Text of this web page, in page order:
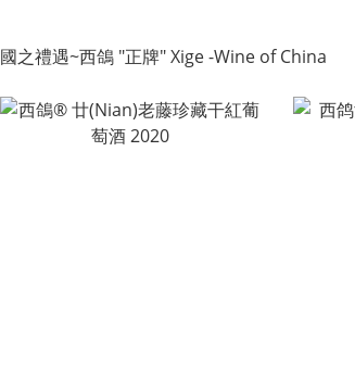
國之禮遇~西鴿 "正牌" Xige -Wine of China